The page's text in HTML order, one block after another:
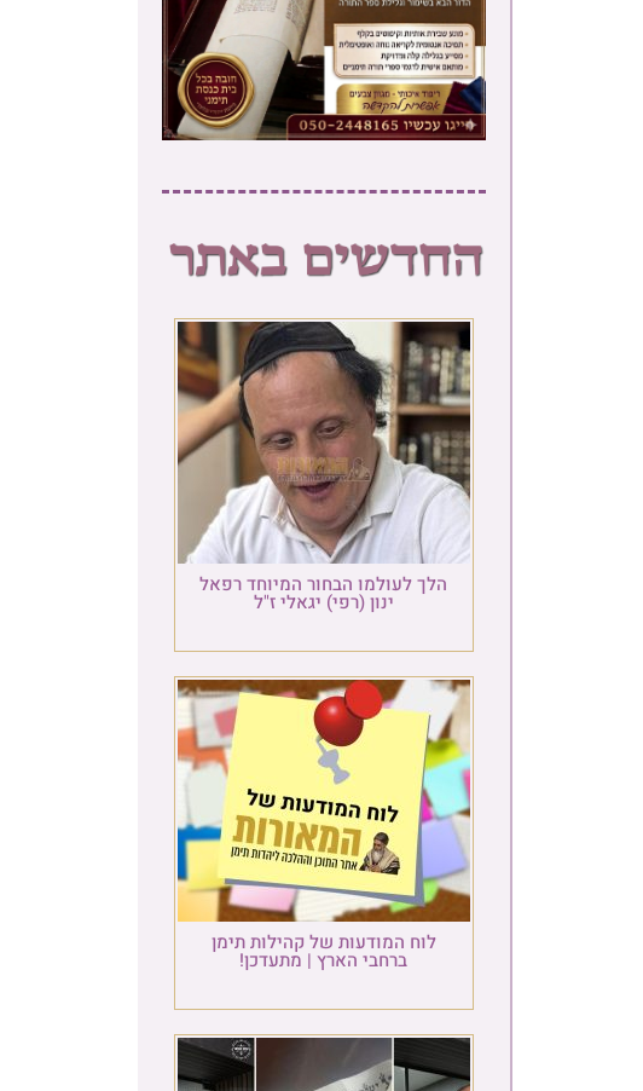
הלך לעולמו הבחור המיוחד רפאל
ינון (רפי) יגאלי ז"ל
לוח המודעות של קהילות תימן
ברחבי הארץ | מתעדכן!